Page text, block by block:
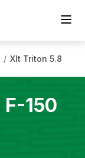
/ Xlt Triton 5.8
F-150